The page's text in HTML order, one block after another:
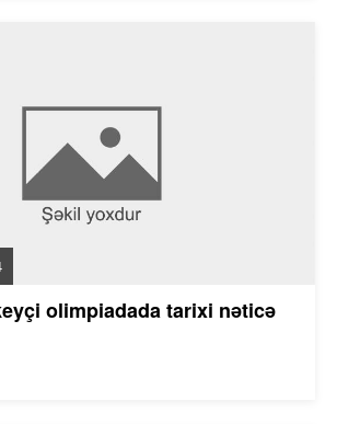
olimpiadada tarixi nəticə